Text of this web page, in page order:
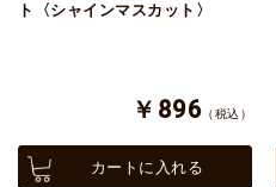
ト〈シャインマスカット〉
￥896 （税込）
カートに入れる